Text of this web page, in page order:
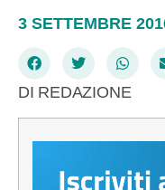
3 SETTEMBRE
DI REDAZIONE